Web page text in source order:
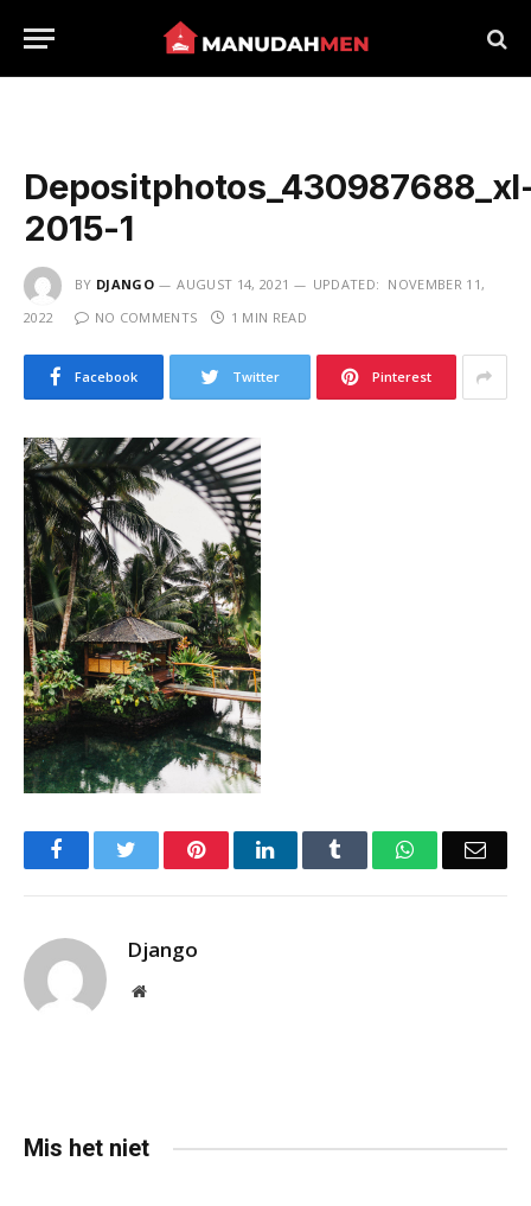
2015-1
BY DJANGO AUGUST 14, 2021 UPDATED: NOVEMBER 11,
2022
NO COMMENTS 1 MIN READ
Facebook Twitter Pinterest
FacebookTwitter PinterestLinkedIn Tumblr WhatsApp
Django
Website
Mis het niet